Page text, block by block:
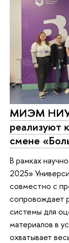
МИЭМ НИУ
реализуют
смене
В рамках
2025»
совместно с
сопровождает
системы для
материалов в
охватывает